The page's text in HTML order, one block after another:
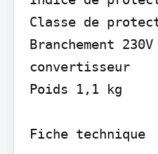
Classe de
Branchement
convertisseur
Poids 1,1 kg
Fiche technique